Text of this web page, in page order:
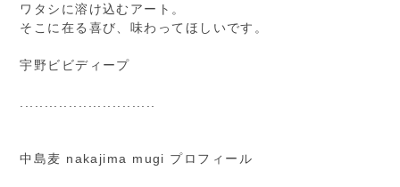
ワタシに溶け込むアート。
そこに在る喜び、味わってほしいです。
宇野ビビディープ
中島麦 nakajima mugi プロフィール